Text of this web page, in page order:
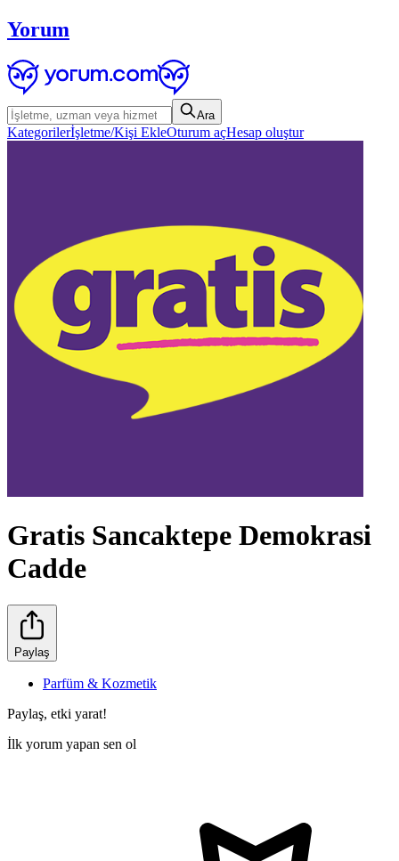
Yorum
Ara
Kategorilerİşletme/Kişi EkleOturum açHesap oluştur
Gratis Sancaktepe Demokrasi
Cadde
Paylaş
Parfüm & Kozmetik
Paylaş, etki yarat!
İlk yorum yapan sen ol